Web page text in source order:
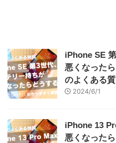
iPhone SE
悪くなった
のよくある質
2024/6/1
iPhone 13
悪くなった